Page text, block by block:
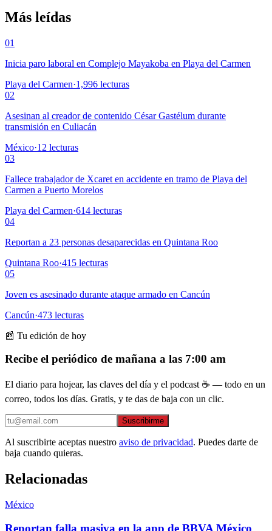
Más leídas
01
Inicia paro laboral en Complejo Mayakoba en Playa del Carmen
Playa del Carmen·1,996 lecturas
02
Asesinan al creador de contenido César Gastélum durante
transmisión en Culiacán
México·12 lecturas
03
Fallece trabajador de Xcaret en accidente en tramo de Playa del
Carmen a Puerto Morelos
Playa del Carmen·614 lecturas
04
Reportan a 23 personas desaparecidas en Quintana Roo
Quintana Roo·415 lecturas
05
Joven es asesinado durante ataque armado en Cancún
Cancún·473 lecturas
📰 Tu edición de hoy
Recibe el periódico de mañana a las 7:00 am
El diario para hojear, las claves del día y el podcast ☕ — todo en un
correo, todos los días. Gratis, y te das de baja con un clic.
Suscribirme
Al suscribirte aceptas nuestro aviso de privacidad. Puedes darte de
baja cuando quieras.
Relacionadas
México
Reportan falla masiva en la app de BBVA México